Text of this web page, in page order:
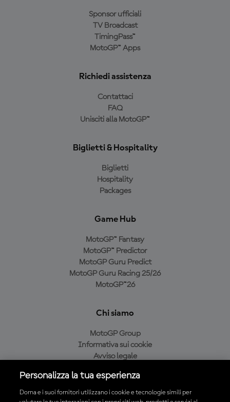
Sponsor ufficiali
TV Broadcast
TimingPass™
MotoGP™ Apps
Richiedi assistenza
Contattaci
FAQ
Unisciti alla MotoGP™
Biglietti & Hospitality
Biglietti
Hospitality
Packages
Game Hub
MotoGP™ Fantasy
MotoGP™ Predictor
MotoGP Guru Predict
MotoGP Guru Racing 25/26
MotoGP™26
Chi siamo
MotoGP Group
Informativa sui cookie
Avviso legale
Condizioni di acquisto
Personalizza la tua esperienza
Dorna e i suoi fornitori utilizzano i cookie e tecnologie simili per